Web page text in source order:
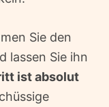
Sie den
lassen Sie ihn
ist absolut